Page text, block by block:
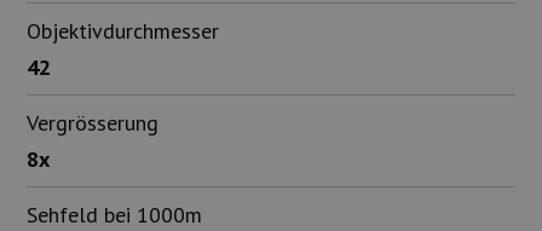
Objektivdurchmesser
42
Vergrösserung
8x
Sehfeld bei 1000m